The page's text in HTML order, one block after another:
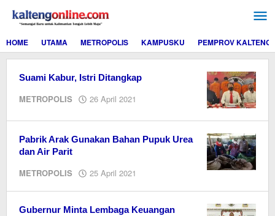
konten
HOME
UTAMA METROPOLIS KAMPUSKU PEMPROV KALTENG
Suami Kabur, Istri Ditangkap
METROPOLIS 26 April 2021
Pabrik Arak Gunakan Bahan Pupuk Urea
dan Air Parit
METROPOLIS 25 April 2021
Gubernur Minta Lembaga Keuangan